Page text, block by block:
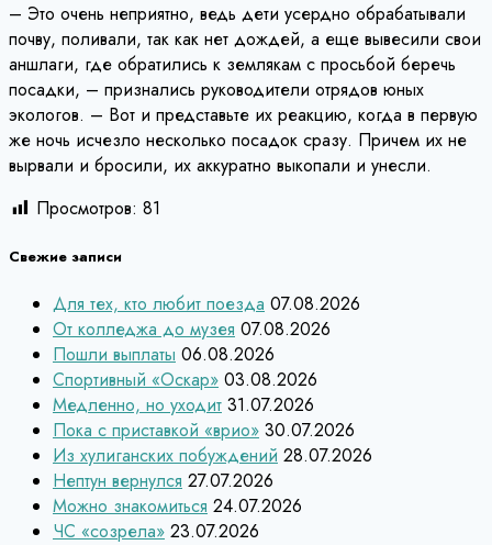
– Это очень неприятно, ведь дети усердно обрабатывали
почву, поливали, так как нет дождей, а еще вывесили свои
аншлаги, где обратились к землякам с просьбой беречь
посадки, – признались руководители отрядов юных
экологов. – Вот и представьте их реакцию, когда в первую
же ночь исчезло несколько посадок сразу. Причем их не
вырвали и бросили, их аккуратно выкопали и унесли.
Просмотров: 81
Свежие записи
Для тех, кто любит поезда 07.08.2026
От колледжа до музея 07.08.2026
Пошли выплаты 06.08.2026
Спортивный «Оскар» 03.08.2026
Медленно, но уходит 31.07.2026
Пока с приставкой «врио» 30.07.2026
Из хулиганских побуждений 28.07.2026
Нептун вернулся 27.07.2026
Можно знакомиться 24.07.2026
ЧС «созрела» 23.07.2026